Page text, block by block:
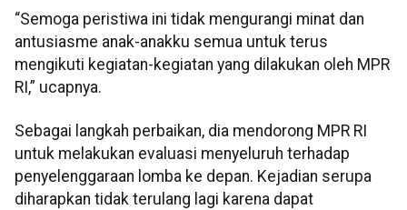
“Semoga peristiwa ini tidak mengurangi minat dan
antusiasme anak-anakku semua untuk terus
mengikuti kegiatan-kegiatan yang dilakukan oleh MPR
RI,” ucapnya.
Sebagai langkah perbaikan, dia mendorong MPR RI
untuk melakukan evaluasi menyeluruh terhadap
penyelenggaraan lomba ke depan. Kejadian serupa
diharapkan tidak terulang lagi karena dapat